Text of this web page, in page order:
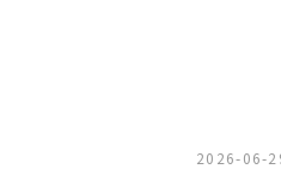
2026-06-